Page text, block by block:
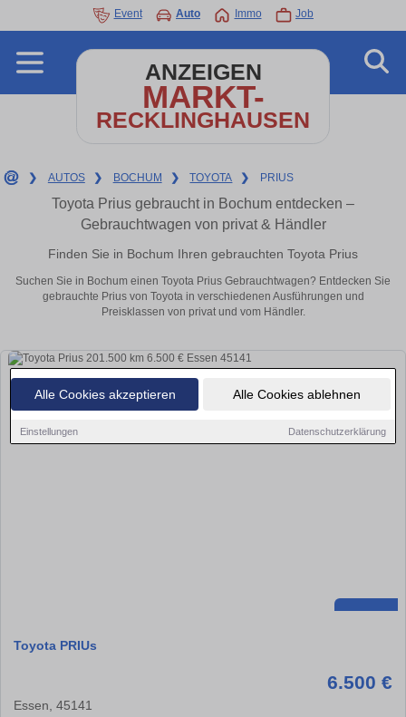
Alle Cookies akzeptieren Alle Cookies ablehnen
Einstellungen Datenschutzerklärung
Event Auto Immo Job
ANZEIGEN
MARKT-
RECKLINGHAUSEN
❯ AUTOS ❯ BOCHUM ❯ TOYOTA ❯ PRIUS
Toyota Prius gebraucht in Bochum entdecken –
Gebrauchtwagen von privat & Händler
Finden Sie in Bochum Ihren gebrauchten Toyota Prius
Suchen Sie in Bochum einen Toyota Prius Gebrauchtwagen? Entdecken Sie
gebrauchte Prius von Toyota in verschiedenen Ausführungen und
Preisklassen von privat und vom Händler.
Toyota PRIUs
6.500 €
Essen, 45141